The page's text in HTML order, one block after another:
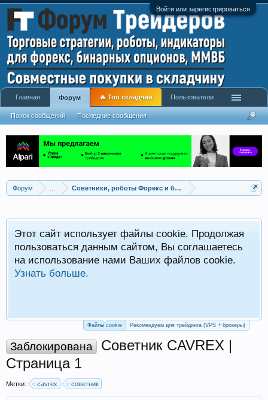
Войти или зарегистрироваться
Форум Советники, роботы Форекс и бинарных опционов
Этот сайт использует файлы cookie. Продолжая
пользоваться данным сайтом, Вы соглашаетесь
на использование нами Ваших файлов cookie.
Узнать больше.
Файлы cookie Рекомендуем для трейдинга (VPS + брокеры)
Заблокирована
Советник CAVREX |
Страница 1
Метки: cavrex советник
Главная Форум
Поиск сообщений Последние сообщения
🔥 Топ складчин Пользователи